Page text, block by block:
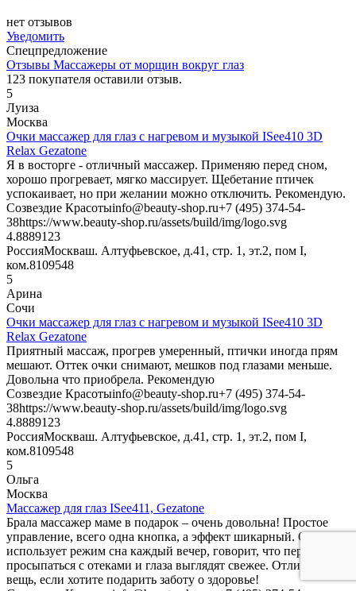
нет отзывов
Уведомить
Спецпредложение
Отзывы Массажеры от морщин вокруг глаз
123 покупателя оставили отзыв.
5
Луиза
Москва
Очки массажер для глаз с нагревом и музыкой ISee410 3D
Relax Gezatone
Я в восторге - отличный массажер. Применяю перед сном,
хорошо прогревает, мягко массирует. Щебетание птичек
успокаивает, но при желании можно отключить. Рекомендую.
Созвездие Красотыinfo@beauty-shop.ru+7 (495) 374-54-
38https://www.beauty-shop.ru/assets/build/img/logo.svg
4.8889123
РоссияМоскваш. Алтуфьевское, д.41, стр. 1, эт.2, пом I,
ком.8109548
5
Арина
Сочи
Очки массажер для глаз с нагревом и музыкой ISee410 3D
Relax Gezatone
Приятный массаж, прогрев умеренный, птички иногда прям
мешают. Оттек очки снимают, мешков под глазами меньше.
Довольна что приобрела. Рекомендую
Созвездие Красотыinfo@beauty-shop.ru+7 (495) 374-54-
38https://www.beauty-shop.ru/assets/build/img/logo.svg
4.8889123
РоссияМоскваш. Алтуфьевское, д.41, стр. 1, эт.2, пом I,
ком.8109548
5
Ольга
Москва
Массажер для глаз ISee411, Gezatone
Брала массажер маме в подарок – очень довольна! Простое
управление, всего одна кнопка, а эффект шикарный. Она
использует режим сна каждый вечер, говорит, что перестала
просыпаться с отеками и глаза выглядят свежее. Отличная
вещь, если хотите подарить заботу о здоровье!